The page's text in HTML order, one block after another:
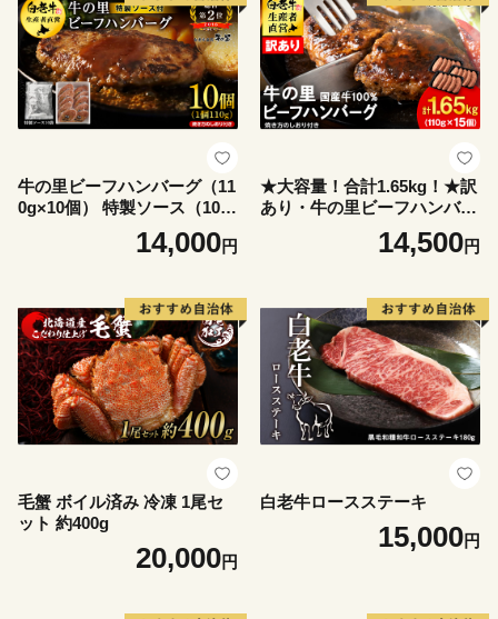
牛の里ビーフハンバーグ（11
0g×10個） 特製ソース（10
14,000円
★大容量！合計1.65kg！★訳
あり・牛の里ビーフハンバー
グ(110ｇ5枚入）×314,500円
毛蟹 ボイル済み 冷凍 1尾セ
ット 約400g
20,000円
白老牛ロースステーキ
15,000円